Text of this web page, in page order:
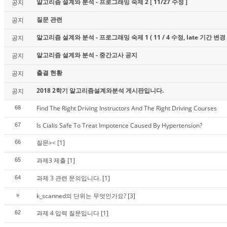
공지 알고리즘 설계와 분석 - 프로그래밍 숙제 2 [ 11/27 수정 ]
공지 질문 관련
공지 알고리즘 설계와 분석 - 프로그래밍 숙제 1 ( 11 / 4 수정, late 기간 변경
공지 알고리즘 설계와 분석 - 중간고사 공지
공지 출결 현황
공지 2018 2학기 알고리즘설계와분석 게시판입니다.
68 Find The Right Driving Instructors And The Right Driving Courses
67 Is Cialis Safe To Treat Impotence Caused By Hypertension?
66 질문>< [1]
65 과제3 제출 [1]
64 과제 3 관련 문의입니다. [1]
» k_scanned의 단위는 무엇인가요? [3]
62 과제 4 입력 질문입니다 [1]